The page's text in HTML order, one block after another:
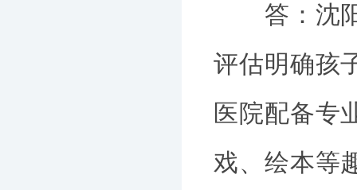
答：沈阳
评估明确孩
医院配备专
戏、绘本等